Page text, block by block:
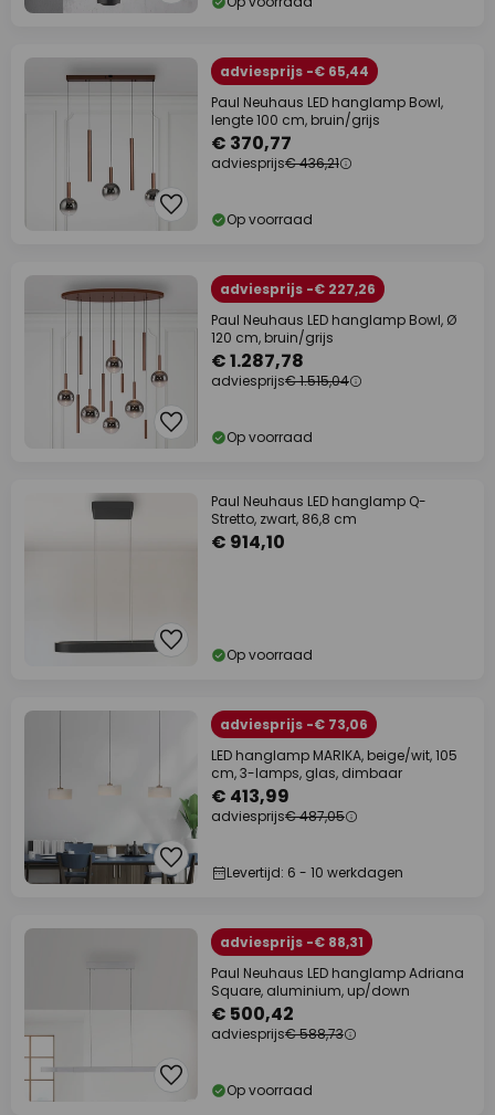
adviesprijs -€ 65,44
Paul Neuhaus LED hanglamp Bowl,
lengte 100 cm, bruin/grijs
€ 370,77
adviesprijs€ 436,21
Op voorraad
adviesprijs -€ 227,26
Paul Neuhaus LED hanglamp Bowl, Ø
120 cm, bruin/grijs
€ 1.287,78
adviesprijs€ 1.515,04
Op voorraad
Paul Neuhaus LED hanglamp Q-
Stretto, zwart, 86,8 cm
€ 914,10
Op voorraad
adviesprijs -€ 73,06
LED hanglamp MARIKA, beige/wit, 105
cm, 3-lamps, glas, dimbaar
€ 413,99
adviesprijs€ 487,05
Levertijd: 6 - 10 werkdagen
adviesprijs -€ 88,31
Paul Neuhaus LED hanglamp Adriana
Square, aluminium, up/down
€ 500,42
adviesprijs€ 588,73
Op voorraad